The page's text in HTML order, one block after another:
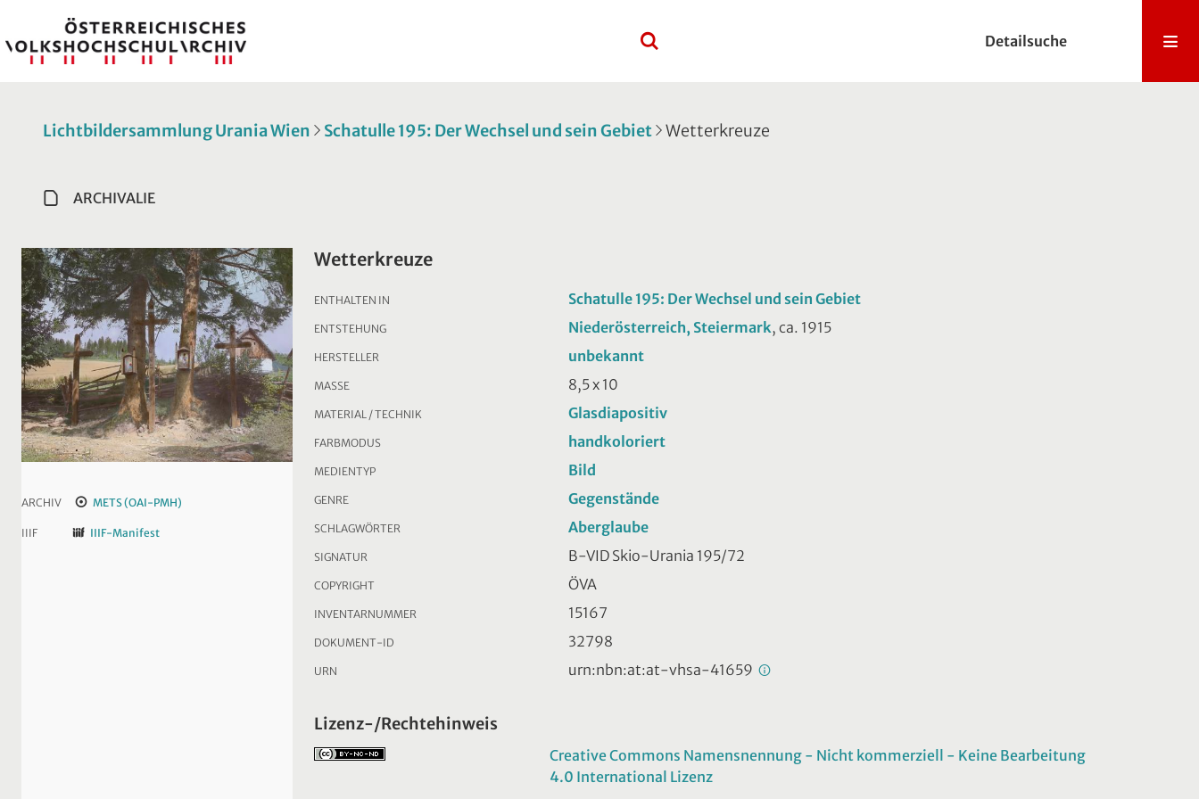
Detailsuche
Lichtbildersammlung Urania Wien Schatulle 195: Der Wechsel und sein Gebiet Wetterkreuze
ARCHIVALIE
ARCHIV METS (OAI-PMH)
IIIF IIIF-Manifest
Wetterkreuze
ENTHALTEN IN Schatulle 195: Der Wechsel und sein Gebiet
ENTSTEHUNG Niederösterreich, Steiermark, ca. 1915
HERSTELLER unbekannt
MASSE 8,5 x 10
MATERIAL / TECHNIK Glasdiapositiv
FARBMODUS handkoloriert
MEDIENTYP Bild
GENRE Gegenstände
SCHLAGWÖRTER Aberglaube
SIGNATUR B-VID Skio-Urania 195/72
COPYRIGHT ÖVA
INVENTARNUMMER 15167
DOKUMENT-ID 32798
URN urn:nbn:at:at-vhsa-41659
Lizenz-/Rechtehinweis
Creative Commons Namensnennung - Nicht kommerziell - Keine Bearbeitung
4.0 International Lizenz